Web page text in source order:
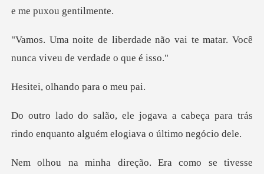
não vai te matar. Você
nunca
lhando par
a cabeça para trás
rindo enquanto a
Era como se tivesse